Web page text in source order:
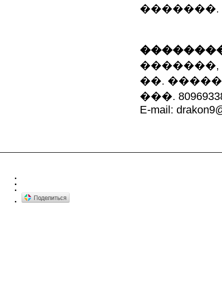
�������.
�������,
��.
���.
E-mail: